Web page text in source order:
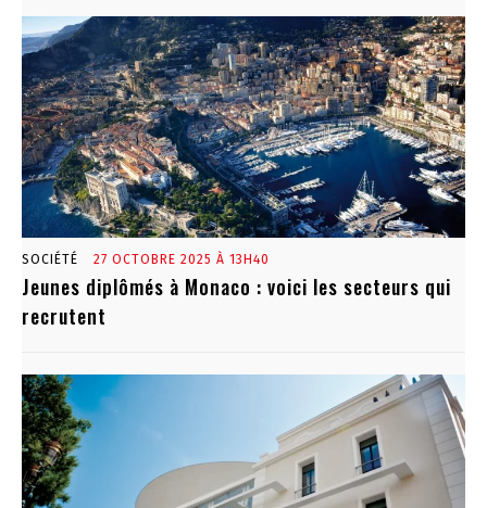
SOCIÉTÉ 27 OCTOBRE 2025 À 13H40
Jeunes diplômés à Monaco : voici les secteurs qui
recrutent